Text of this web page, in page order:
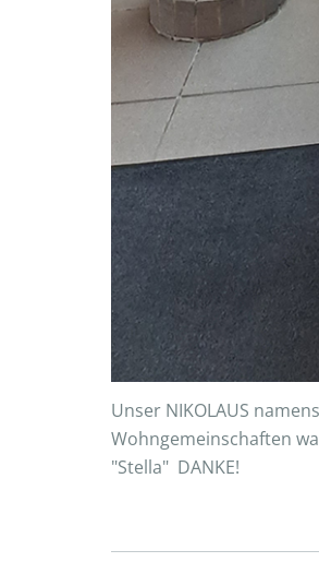
Unser NIKOLAUS
Wohngemeinschaften
"Stella" DANKE!